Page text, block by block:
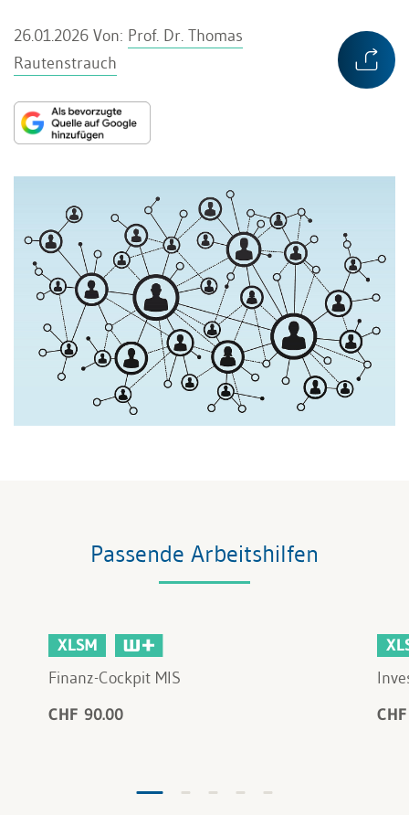
26.01.2026 Von: Prof. Dr. Thomas
Rautenstrauch
Passende Arbeitshilfen
XLSM
Finanz-Cockpit MIS
CHF 90.00